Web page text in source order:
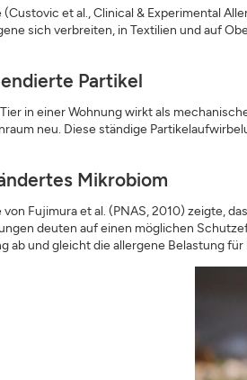
(Custovic et al., Clinical & Experimental
sich verbreiten, in Textilien und auf
Partikel
in einer Wohnung wirkt als
neu. Diese ständige
Mikrobiom
von Fujimura et al. (PNAS, 2010) zeigte,
deuten auf einen möglichen
ab und gleicht die allergene Belastung